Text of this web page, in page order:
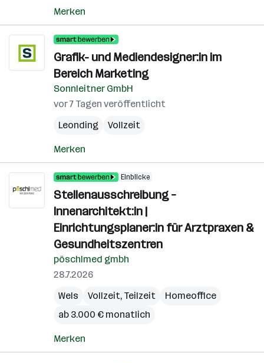
Merken
Grafik- und Mediendesigner:in im
Bereich Marketing
Sonnleitner GmbH
vor 7 Tagen veröffentlicht
Leonding
Vollzeit
Merken
Einblicke
Stellenausschreibung –
Innenarchitekt:in |
Einrichtungsplaner:in für Arztpraxen &
Gesundheitszentren
pöschlmed gmbh
28.7.2026
Wels
Vollzeit, Teilzeit
Homeoffice
ab 3.000 € monatlich
Merken